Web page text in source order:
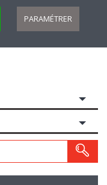
PARAMÉTRER